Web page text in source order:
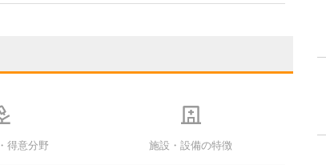
得意分野 施設・設備の特徴